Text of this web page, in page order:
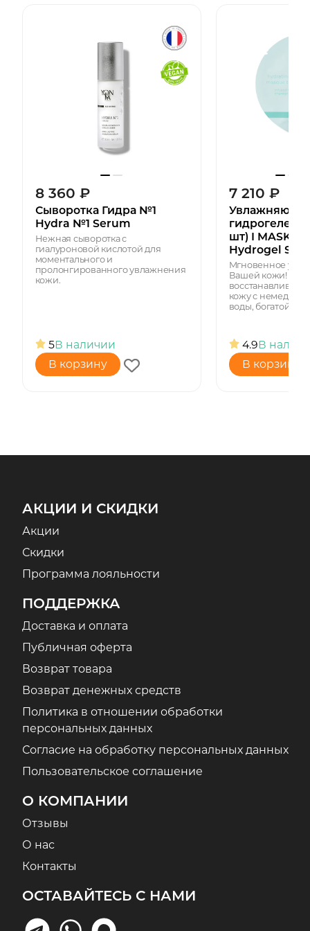
8 360 ₽
Сыворотка Гидра №1
Hydra №1 Serum
Нежная сыворотка c
гиалуроновой кислотой для
моментального и
пролонгированного увлажнения
кожи.
5В наличии
В корзину
7 210 ₽
шт) I MASK
Hydrogel
Мгновенное
Вашей кожи!
восстанавливает
кожу с
воды, богатой м...
4.9В
В корзину
АКЦИИ И СКИДКИ
Акции
Скидки
Программа лояльности
ПОДДЕРЖКА
Доставка и оплата
Публичная оферта
Возврат товара
Возврат денежных средств
Политика в отношении обработки
персональных данных
Согласие на обработку персональных данных
Пользовательское соглашение
О КОМПАНИИ
Отзывы
О нас
Контакты
ОСТАВАЙТЕСЬ С НАМИ